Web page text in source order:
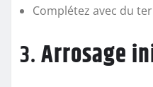
Complétez avec du
3.Arrosage